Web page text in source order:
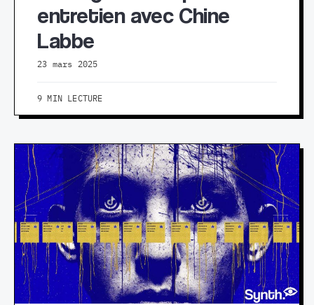
entretien avec Chine
Labbe
23 mars 2025
9 MIN LECTURE